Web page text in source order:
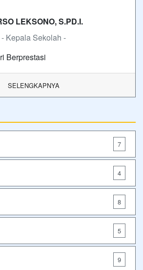
LEKSONO, S.PD.I.
- Kepala Sekolah -
Berprestasi
SELENGKAPNYA
7
4
8
5
9